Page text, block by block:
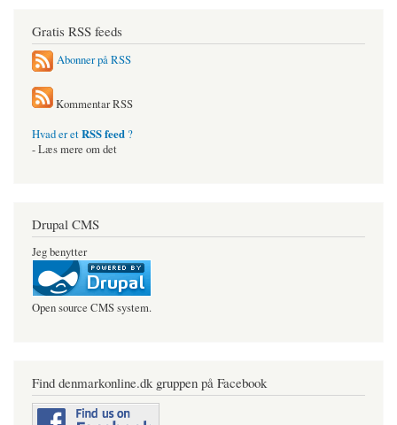
Gratis RSS feeds
Abonner på RSS
Kommentar RSS
Hvad er etRSS feed ?
- Læs mere om det
Drupal CMS
Jeg benytter
Open source CMS system.
Find denmarkonline.dk gruppen på Facebook